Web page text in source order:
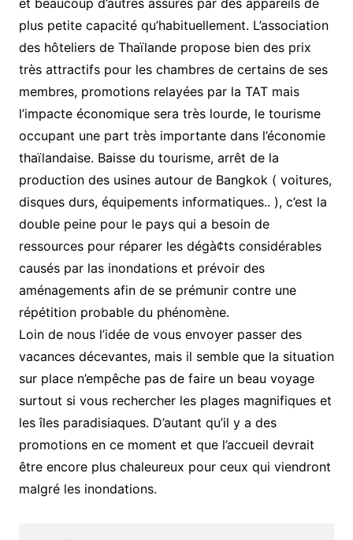
et beaucoup d’autres assurés par des appareils de
plus petite capacité qu’habituellement. L’association
des hôteliers de Thaïlande propose bien des prix
très attractifs pour les chambres de certains de ses
membres, promotions relayées par la TAT mais
l’impacte économique sera très lourde, le tourisme
occupant une part très importante dans l’économie
thaïlandaise. Baisse du tourisme, arrêt de la
production des usines autour de Bangkok ( voitures,
disques durs, équipements informatiques.. ), c’est la
double peine pour le pays qui a besoin de
ressources pour réparer les dégà¢ts considérables
causés par las inondations et prévoir des
aménagements afin de se prémunir contre une
répétition probable du phénomène.
Loin de nous l’idée de vous envoyer passer des
vacances décevantes, mais il semble que la situation
sur place n’empêche pas de faire un beau voyage
surtout si vous rechercher les plages magnifiques et
les îles paradisiaques. D’autant qu’il y a des
promotions en ce moment et que l’accueil devrait
être encore plus chaleureux pour ceux qui viendront
malgré les inondations.